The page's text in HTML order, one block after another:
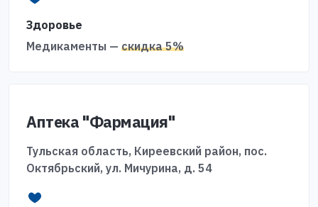
Здоровье
Медикаменты — скидка 5%
Аптека "Фармация"
Тульская область, Киреевский район, пос.
Октябрьский, ул. Мичурина, д. 54